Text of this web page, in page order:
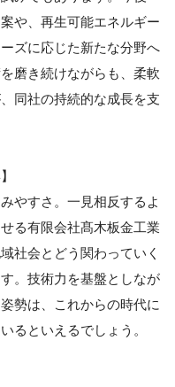
や、再生可能エネルギー
ズに応じた新たな分野へ
磨き続けながらも、柔軟
同社の持続的な成長を支
やすさ。一見相反するよ
る有限会社髙木板金工業
社会とどう関わっていく
。技術力を基盤としなが
勢は、これからの時代に
るといえるでしょう。